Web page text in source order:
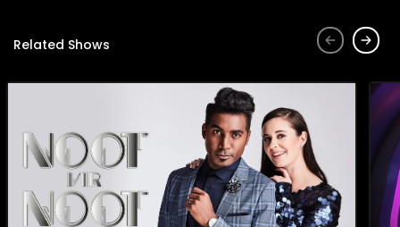
Related Shows